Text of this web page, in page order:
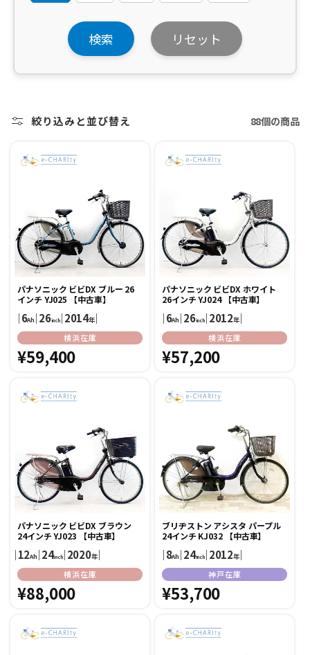
検索 リセット
絞り込みと並び替え 88個の商品
パナソニック ビビDX ブルー 26
インチ YJ025 【中古車】
｜6Ah｜26inch｜2014年｜
販
売
元:
横浜在庫
通
価
格
¥59,400
パナソニック ビビDX ホワイト
26インチ YJ024 【中古車】
｜6Ah｜26inch｜2012年｜
販
売
元:
横浜在庫
通
価
格
¥57,200
パナソニック ビビDX ブラウン
24インチ YJ023 【中古車】
｜12Ah｜24inch｜2020年｜
販
売
元:
横浜在庫
通
価
格
¥88,000
ブリヂストン アシスタ パープル
24インチ KJ032 【中古車】
｜8Ah｜24inch｜2012年｜
販
売
元:
神戸在庫
通
価
格
¥53,700